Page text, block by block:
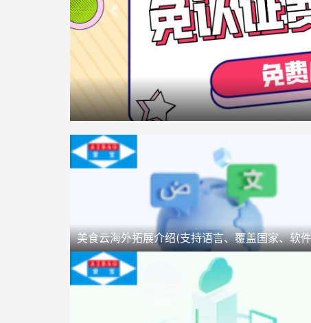
上一个
美食云海外拓展介绍(支持语言、覆盖国家、软